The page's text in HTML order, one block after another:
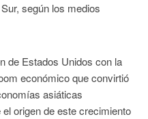
según los medios
de Estados Unidos con la
económico que convirtió
asiáticas
origen de este crecimiento